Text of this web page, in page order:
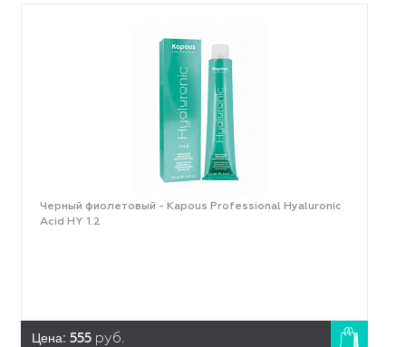
Черный фиолетовый - Kapous Professional Hyaluronic
Acid HY 1.2
Цена: 555 руб.